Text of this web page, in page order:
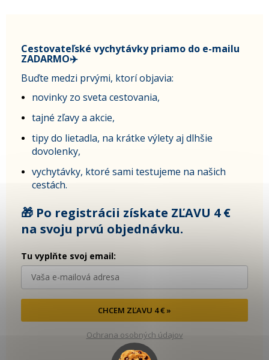
Cestovateľské vychytávky priamo do e-mailu
ZADARMO✈️
Buďte medzi prvými, ktorí objavia:
novinky zo sveta cestovania,
tajné zľavy a akcie,
tipy do lietadla, na krátke výlety aj dlhšie
dovolenky,
vychytávky, ktoré sami testujeme na našich
cestách.
🎁 Po registrácii získate ZĽAVU 4 €
na svoju prvú objednávku.
Tu vyplňte svoj email:
CHCEM ZĽAVU 4 € »
Ochrana osobných údajov